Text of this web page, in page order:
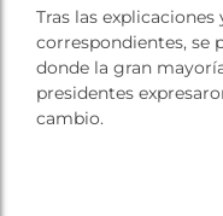
Tras las
correspondientes, se
donde la gran
presidentes
cambio.